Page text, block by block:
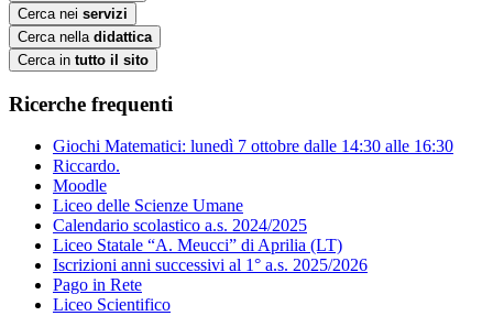
Cerca nei servizi
Cerca nella didattica
Cerca in tutto il sito
Ricerche frequenti
Giochi Matematici: lunedì 7 ottobre dalle 14:30 alle 16:30
Riccardo.
Moodle
Liceo delle Scienze Umane
Calendario scolastico a.s. 2024/2025
Liceo Statale “A. Meucci” di Aprilia (LT)
Iscrizioni anni successivi al 1° a.s. 2025/2026
Pago in Rete
Liceo Scientifico